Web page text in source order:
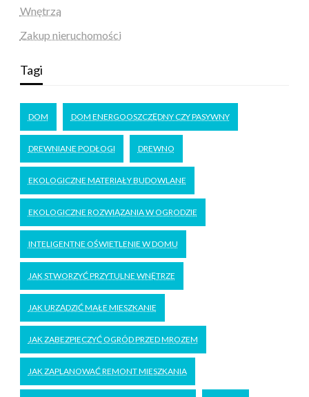
Wnętrza
Zakup nieruchomości
Tagi
DOM DOM ENERGOOSZCZĘDNY CZY PASYWNY
DREWNIANE PODŁOGI DREWNO
EKOLOGICZNE MATERIAŁY BUDOWLANE
EKOLOGICZNE ROZWIĄZANIA W OGRODZIE
INTELIGENTNE OŚWIETLENIE W DOMU
JAK STWORZYĆ PRZYTULNE WNĘTRZE
JAK URZĄDZIĆ MAŁE MIESZKANIE
JAK ZABEZPIECZYĆ OGRÓD PRZED MROZEM
JAK ZAPLANOWAĆ REMONT MIESZKANIA